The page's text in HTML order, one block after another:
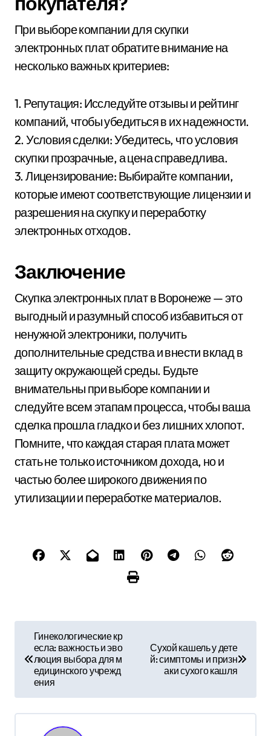
При выборе компании для скупки
электронных плат обратите внимание на
несколько важных критериев:
1. Репутация: Исследуйте отзывы и рейтинг
компаний, чтобы убедиться в их надежности.
2. Условия сделки: Убедитесь, что условия
скупки прозрачные, а цена справедлива.
3. Лицензирование: Выбирайте компании,
которые имеют соответствующие лицензии и
разрешения на скупку и переработку
электронных отходов.
Заключение
Скупка электронных плат в Воронеже — это
выгодный и разумный способ избавиться от
ненужной электроники, получить
дополнительные средства и внести вклад в
защиту окружающей среды. Будьте
внимательны при выборе компании и
следуйте всем этапам процесса, чтобы ваша
сделка прошла гладко и без лишних хлопот.
Помните, что каждая старая плата может
стать не только источником дохода, но и
частью более широкого движения по
утилизации и переработке материалов.
и
Гинекологические кр
есла: важность и эво
люция выбора для м
едицинского учрежд
ения
Сухой кашель у дете
й: симптомы и призн
аки сухого кашля